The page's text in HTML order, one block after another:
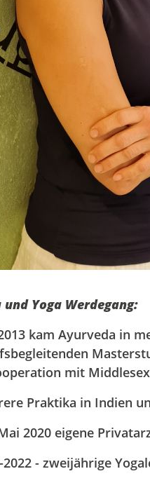
Yoga Werdegang:
kam Ayurveda in
mit
Praktika in Indien
2020 eigene
2022 - zweijährige